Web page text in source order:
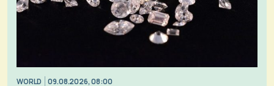
WORLD 09.08.2026, 08:00